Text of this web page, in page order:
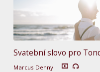
Svatební slovo pro
Marcus Denny